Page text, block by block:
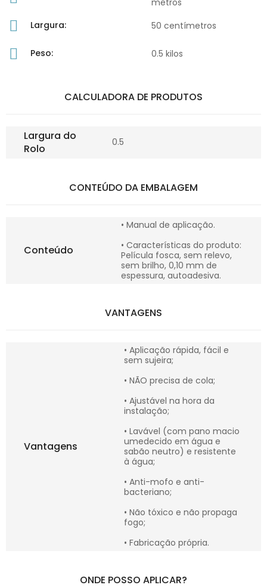
metros
Largura:
50 centímetros
Peso: 0.5 kilos
CALCULADORA DE PRODUTOS
Largura do
Rolo
0.5
CONTEÚDO DA EMBALAGEM
Conteúdo
• Manual de aplicação.
• Características do produto:
Película fosca, sem relevo,
sem brilho, 0,10 mm de
espessura, autoadesiva.
VANTAGENS
Vantagens
• Aplicação rápida, fácil e
sem sujeira;
• NÃO precisa de cola;
• Ajustável na hora da
instalação;
• Lavável (com pano macio
umedecido em água e
sabão neutro) e resistente
à água;
• Anti-mofo e anti-
bacteriano;
• Não tóxico e não propaga
fogo;
• Fabricação própria.
ONDE POSSO APLICAR?